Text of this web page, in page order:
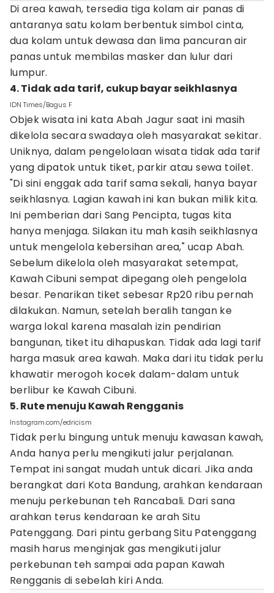
Di area kawah, tersedia tiga kolam air panas di
antaranya satu kolam berbentuk simbol cinta,
dua kolam untuk dewasa dan lima pancuran air
panas untuk membilas masker dan lulur dari
lumpur.
4. Tidak ada tarif, cukup bayar seikhlasnya
IDN Times/Bagus F
Objek wisata ini kata Abah Jagur saat ini masih
dikelola secara swadaya oleh masyarakat sekitar.
Uniknya, dalam pengelolaan wisata tidak ada tarif
yang dipatok untuk tiket, parkir atau sewa toilet.
"Di sini enggak ada tarif sama sekali, hanya bayar
seikhlasnya. Lagian kawah ini kan bukan milik kita.
Ini pemberian dari Sang Pencipta, tugas kita
hanya menjaga. Silakan itu mah kasih seikhlasnya
untuk mengelola kebersihan area," ucap Abah.
Sebelum dikelola oleh masyarakat setempat,
Kawah Cibuni sempat dipegang oleh pengelola
besar. Penarikan tiket sebesar Rp20 ribu pernah
dilakukan. Namun, setelah beralih tangan ke
warga lokal karena masalah izin pendirian
bangunan, tiket itu dihapuskan. Tidak ada lagi tarif
harga masuk area kawah. Maka dari itu tidak perlu
khawatir merogoh kocek dalam-dalam untuk
berlibur ke Kawah Cibuni.
5. Rute menuju Kawah Rengganis
Instagram.com/edricism
Tidak perlu bingung untuk menuju kawasan kawah,
Anda hanya perlu mengikuti jalur perjalanan.
Tempat ini sangat mudah untuk dicari. Jika anda
berangkat dari Kota Bandung, arahkan kendaraan
menuju perkebunan teh Rancabali. Dari sana
arahkan terus kendaraan ke arah Situ
Patenggang. Dari pintu gerbang Situ Patenggang
masih harus menginjak gas mengikuti jalur
perkebunan teh sampai ada papan Kawah
Rengganis di sebelah kiri Anda.